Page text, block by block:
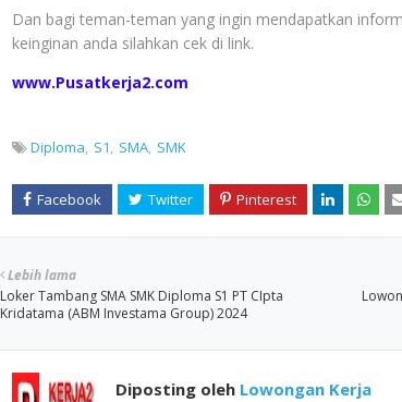
Dan bagi teman-teman yang ingin mendapatkan
keinginan anda silahkan cek di link.
www.Pusatkerja2.com
Diploma S1 SMA SMK
Lebih lama
Loker Tambang SMA SMK Diploma S1 PT CIpta
Kridatama (ABM Investama Group) 2024
Diposting oleh Lowongan Kerja